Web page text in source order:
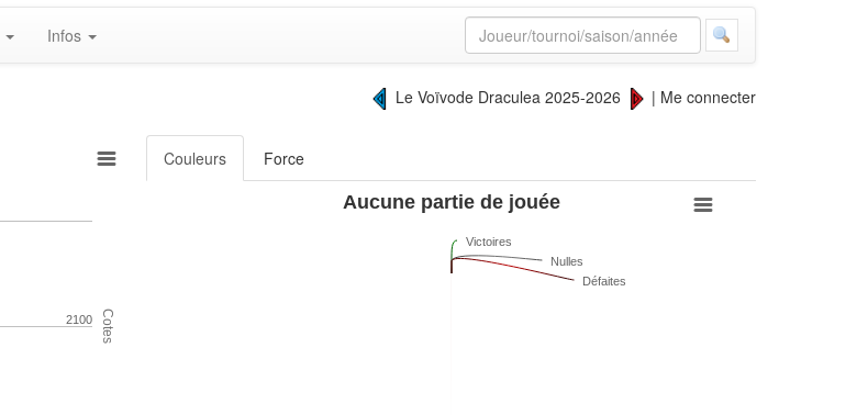
Infos
Le Voïvode Draculea 2025-2026 | Me connecter
Cotes
2100
Couleurs
Force
Aucune partie de jouée
Victoires
Nulles
Défaites